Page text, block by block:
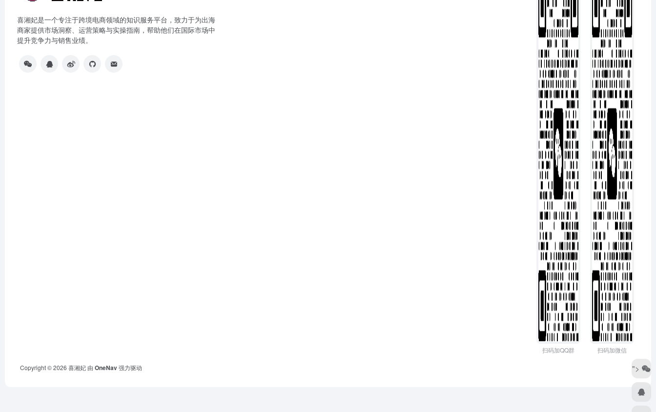
喜湘妃是一个专注于跨境电商领域的知识服务平台，致力于为出海
商家提供市场洞察、运营策略与实操指南，帮助他们在国际市场中
提升竞争力与销售业绩。
扫码加QQ群 扫码加微信
Copyright © 2026 喜湘妃 由 OneNav强力驱动 ">